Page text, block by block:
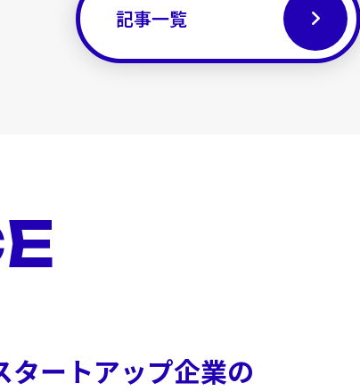
記事一覧
ートアップ企業の